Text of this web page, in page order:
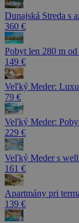
Dunajská Streda s
360 €
Pobyt len 280 m
149 €
Veľký Meder:
79 €
Veľký Meder:
229 €
Veľký Meder s
161 €
Apartmány pri
139 €